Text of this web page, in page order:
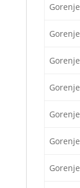
Gorenje
Gorenje
Gorenje
Gorenje
Gorenje
Gorenje
Gorenje